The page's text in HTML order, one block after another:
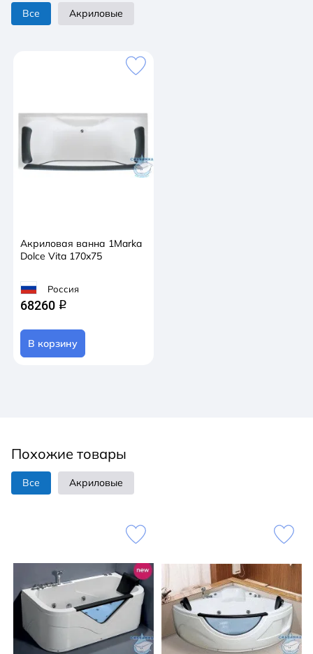
Все Акриловые
Акриловая ванна 1Marka
Dolce Vita 170x75
Россия
68260 q
В корзину
Похожие товары
Все Акриловые